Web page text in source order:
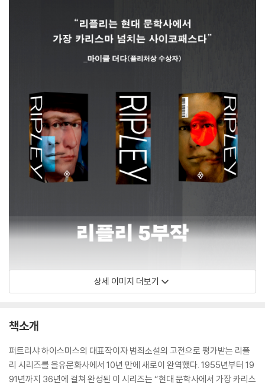
상세 이미지 더보기
책소개
퍼트리샤 하이스미스의 대표작이자 범죄소설의 고전으로 평가받는 리플
리 시리즈를 을유문화사에서 10년 만에 새로이 완역했다. 1955년부터 19
91년까지 36년에 걸쳐 완성된 이 시리즈는 “현대 문학사에서 가장 카리스